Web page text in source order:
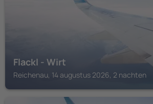
Flackl - Wirt
Reichenau, 14 augustus 2026, 2 nachten